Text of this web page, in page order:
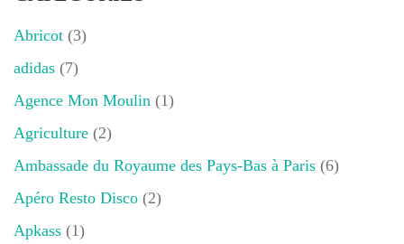
Abricot (3)
adidas (7)
Agence Mon Moulin (1)
Agriculture (2)
Ambassade du Royaume des Pays-Bas à Paris (6)
Apéro Resto Disco (2)
Apkass (1)